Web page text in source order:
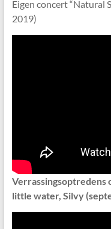
Eigen concert “Natural
2019)
Verrassingsoptredens
little water, Silvy